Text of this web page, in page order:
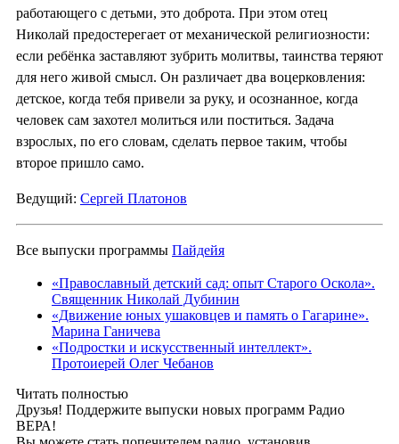
работающего с детьми, это доброта. При этом отец
Николай предостерегает от механической религиозности:
если ребёнка заставляют зубрить молитвы, таинства теряют
для него живой смысл. Он различает два воцерковления:
детское, когда тебя привели за руку, и осознанное, когда
человек сам захотел молиться или поститься. Задача
взрослых, по его словам, сделать первое таким, чтобы
второе пришло само.
Ведущий: Сергей Платонов
Все выпуски программы Пайдейя
«Православный детский сад: опыт Старого Оскола».
Священник Николай Дубинин
«Движение юных ушаковцев и память о Гагарине».
Марина Ганичева
«Подростки и искусственный интеллект».
Протоиерей Олег Чебанов
Читать полностью
Друзья! Поддержите выпуски новых программ Радио
ВЕРА!